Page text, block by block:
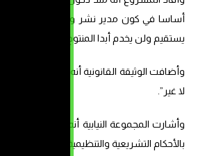
أساسا في كون مدير نشر واحد يتحمل هذه
يستقيم ولن يخدم أبدا المنتوج الإعلامي في آخر
وأضافت الوثيقة القانونية أنه في حالات
لا غير”.
وأشارت المجموعة النيابية أنه من المهام
بالأحكام التشريعية والتنظيمية المتعلقة